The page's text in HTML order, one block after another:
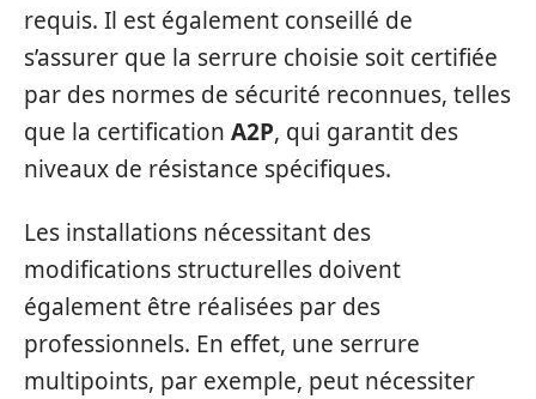
requis. Il est également conseillé de
s’assurer que la serrure choisie soit certifiée
par des normes de sécurité reconnues, telles
que la certification A2P, qui garantit des
niveaux de résistance spécifiques.
Les installations nécessitant des
modifications structurelles doivent
également être réalisées par des
professionnels. En effet, une serrure
multipoints, par exemple, peut nécessiter